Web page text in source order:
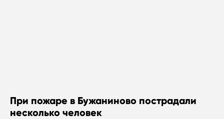
При пожаре в Бужаниново пострадали
несколько человек